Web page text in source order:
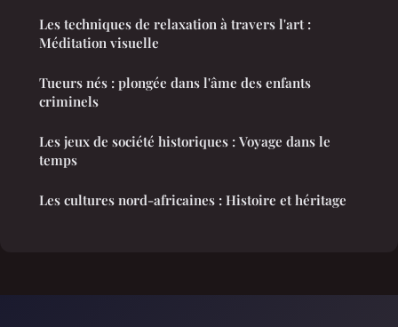
Les techniques de relaxation à travers l'art :
Méditation visuelle
Tueurs nés : plongée dans l'âme des enfants
criminels
Les jeux de société historiques : Voyage dans le
temps
Les cultures nord-africaines : Histoire et héritage